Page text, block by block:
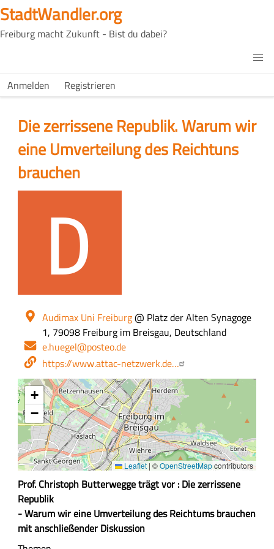
Direkt
zum
Inhalt
StadtWandler.org
Freiburg macht Zukunft - Bist du dabei?
Main
H4C
USER
Anmelden Registrieren
Die zerrissene Republik. Warum wir
eine Umverteilung des Reichtuns
brauchen
Ort
Audimax Uni Freiburg@ Platz der Alten Synagoge
1, 79098 Freiburg im Breisgau, Deutschland
E-
Mail-
Adresse
e.huegel@posteo.de
Webseite
https://www.attac-netzwerk.de…
+
−
Leaflet | ©OpenStreetMapcontributors
Z
u
s
a
m
Prof. Christoph Butterwegge trägt vor : Die zerrissene
Republik
- Warum wir eine Umverteilung des Reichtums brauchen
mit anschließender Diskussion